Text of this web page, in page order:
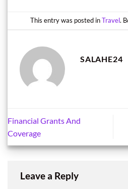
This entry was posted inTravel.
SALAHE24
Financial Grants And
Coverage
Leave a Reply